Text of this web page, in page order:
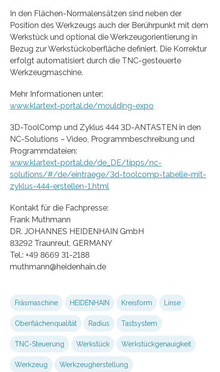
In den Flächen-Normalensätzen sind neben der
Position des Werkzeugs auch der Berührpunkt mit dem
Werkstück und optional die Werkzeugorientierung in
Bezug zur Werkstückoberfläche definiert. Die Korrektur
erfolgt automatisiert durch die TNC-gesteuerte
Werkzeugmaschine.
Mehr Informationen unter:
www.klartext-portal.de/moulding-expo
3D-ToolComp und Zyklus 444 3D-ANTASTEN in den
NC-Solutions – Video, Programmbeschreibung und
Programmdateien:
www.klartext-portal.de/de_DE/tipps/nc-
solutions/#/de/eintraege/3d-toolcomp-tabelle-mit-
zyklus-444-erstellen-1.html
Kontakt für die Fachpresse:
Frank Muthmann
DR. JOHANNES HEIDENHAIN GmbH
83292 Traunreut, GERMANY
Tel.: +49 8669 31-2188
muthmann@heidenhain.de
Fräsmaschine HEIDENHAIN Kreisform Linse
Oberflächenqualität Radius Tastsystem
TNC-Steuerung Werkstück Werkstückgenauigkeit
Werkzeug Werkzeugherstellung